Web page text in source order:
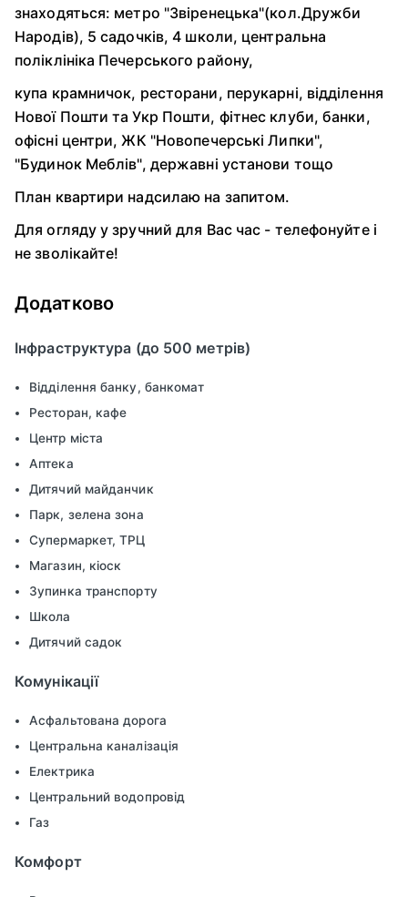
знаходяться: метро "Звіренецька"(кол.Дружби
Народів), 5 садочків, 4 школи, центральна
поліклініка Печерського району,
купа крамничок, ресторани, перукарні, відділення
Нової Пошти та Укр Пошти, фітнес клуби, банки,
офісні центри, ЖК "Новопечерські Липки",
"Будинок Меблів", державні установи тощо
План квартири надсилаю на запитом.
Для огляду у зручний для Вас час - телефонуйте і
не зволікайте!
Додатково
Інфраструктура (до 500 метрів)
Відділення банку, банкомат
Ресторан, кафе
Центр міста
Аптека
Дитячий майданчик
Парк, зелена зона
Супермаркет, ТРЦ
Магазин, кіоск
Зупинка транспорту
Школа
Дитячий садок
Комунікації
Асфальтована дорога
Центральна каналізація
Електрика
Центральний водопровід
Газ
Комфорт